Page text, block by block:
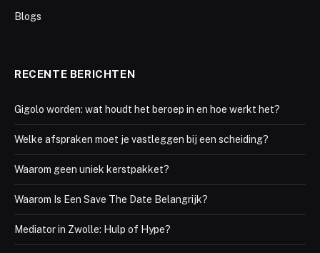
Blogs
RECENTE BERICHTEN
Gigolo worden: wat houdt het beroep in en hoe werkt het?
Welke afspraken moet je vastleggen bij een scheiding?
Waarom geen uniek kerstpakket?
Waarom Is Een Save The Date Belangrijk?
Mediator in Zwolle: Hulp of Hype?